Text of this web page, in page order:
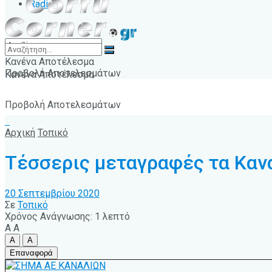
Radio
Κανένα Αποτέλεσμα
Προβολή Αποτελεσμάτων
Κανένα Αποτέλεσμα
Προβολή Αποτελεσμάτων
Αρχική Τοπικό
Τέσσερις μεταγραφές τα
20 Σεπτεμβρίου 2020
Σε Τοπικό
Χρόνος Ανάγνωσης: 1 λεπτό
A A
A
A
Επαναφορά